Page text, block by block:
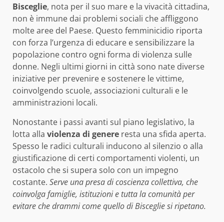
Bisceglie, nota per il suo mare e la vivacità cittadina,
non è immune dai problemi sociali che affliggono
molte aree del Paese. Questo femminicidio riporta
con forza l’urgenza di educare e sensibilizzare la
popolazione contro ogni forma di violenza sulle
donne. Negli ultimi giorni in città sono nate diverse
iniziative per prevenire e sostenere le vittime,
coinvolgendo scuole, associazioni culturali e le
amministrazioni locali.
Nonostante i passi avanti sul piano legislativo, la
lotta alla violenza di genere resta una sfida aperta.
Spesso le radici culturali inducono al silenzio o alla
giustificazione di certi comportamenti violenti, un
ostacolo che si supera solo con un impegno
costante. Serve una presa di coscienza collettiva, che
coinvolga famiglie, istituzioni e tutta la comunità per
evitare che drammi come quello di Bisceglie si ripetano.